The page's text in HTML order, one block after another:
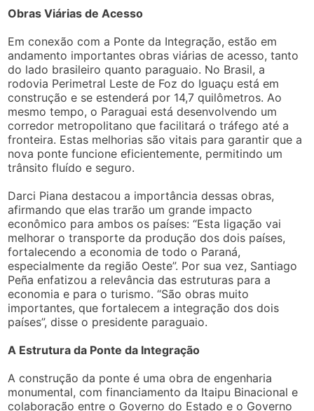
Obras Viárias de Acesso
Em conexão com a Ponte da Integração, estão em
andamento importantes obras viárias de acesso, tanto
do lado brasileiro quanto paraguaio. No Brasil, a
rodovia Perimetral Leste de Foz do Iguaçu está em
construção e se estenderá por 14,7 quilômetros. Ao
mesmo tempo, o Paraguai está desenvolvendo um
corredor metropolitano que facilitará o tráfego até a
fronteira. Estas melhorias são vitais para garantir que a
nova ponte funcione eficientemente, permitindo um
trânsito fluído e seguro.
Darci Piana destacou a importância dessas obras,
afirmando que elas trarão um grande impacto
econômico para ambos os países: “Esta ligação vai
melhorar o transporte da produção dos dois países,
fortalecendo a economia de todo o Paraná,
especialmente da região Oeste”. Por sua vez, Santiago
Peña enfatizou a relevância das estruturas para a
economia e para o turismo. “São obras muito
importantes, que fortalecem a integração dos dois
países”, disse o presidente paraguaio.
A Estrutura da Ponte da Integração
A construção da ponte é uma obra de engenharia
monumental, com financiamento da Itaipu Binacional e
colaboração entre o Governo do Estado e o Governo